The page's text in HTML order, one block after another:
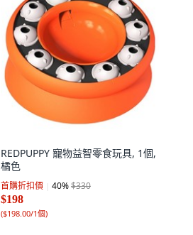
REDPUPPY 寵物益智零食玩具, 1個,
橘色
首購折扣價 40%$330
$198
($198.00/1個)